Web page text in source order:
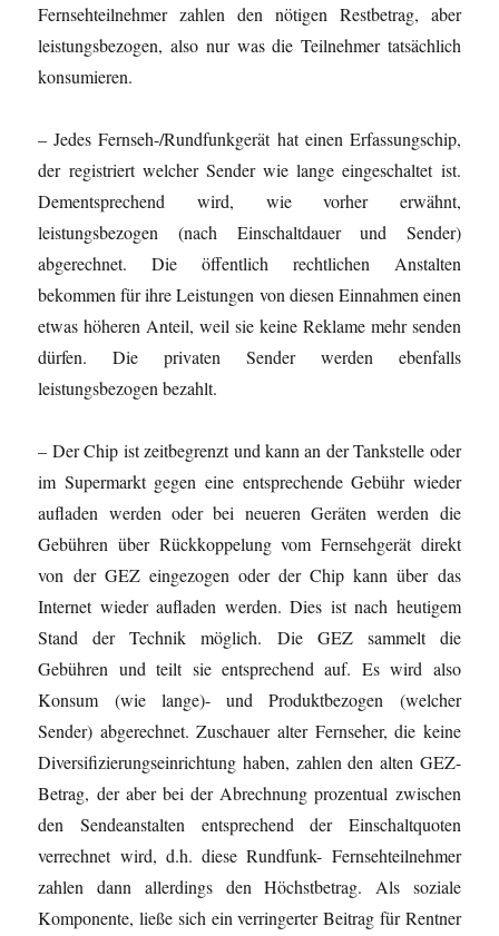
Fernsehteilnehmer zahlen den nötigen Restbetrag, aber
leistungsbezogen, also nur was die Teilnehmer tatsächlich
konsumieren.
– Jedes Fernseh-/Rundfunkgerät hat einen Erfassungschip,
der registriert welcher Sender wie lange eingeschaltet ist.
Dementsprechend wird, wie vorher erwähnt,
leistungsbezogen (nach Einschaltdauer und Sender)
abgerechnet. Die öffentlich rechtlichen Anstalten
bekommen für ihre Leistungen von diesen Einnahmen einen
etwas höheren Anteil, weil sie keine Reklame mehr senden
dürfen. Die privaten Sender werden ebenfalls
leistungsbezogen bezahlt.
– Der Chip ist zeitbegrenzt und kann an der Tankstelle oder
im Supermarkt gegen eine entsprechende Gebühr wieder
aufladen werden oder bei neueren Geräten werden die
Gebühren über Rückkoppelung vom Fernsehgerät direkt
von der GEZ eingezogen oder der Chip kann über das
Internet wieder aufladen werden. Dies ist nach heutigem
Stand der Technik möglich. Die GEZ sammelt die
Gebühren und teilt sie entsprechend auf. Es wird also
Konsum (wie lange)- und Produktbezogen (welcher
Sender) abgerechnet. Zuschauer alter Fernseher, die keine
Diversifizierungseinrichtung haben, zahlen den alten GEZ-
Betrag, der aber bei der Abrechnung prozentual zwischen
den Sendeanstalten entsprechend der Einschaltquoten
verrechnet wird, d.h. diese Rundfunk- Fernsehteilnehmer
zahlen dann allerdings den Höchstbetrag. Als soziale
Komponente, ließe sich ein verringerter Beitrag für Rentner